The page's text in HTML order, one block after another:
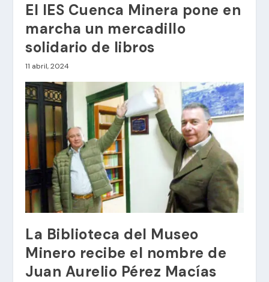
El IES Cuenca Minera pone en
marcha un mercadillo
solidario de libros
11 abril, 2024
La Biblioteca del Museo
Minero recibe el nombre de
Juan Aurelio Pérez Macías